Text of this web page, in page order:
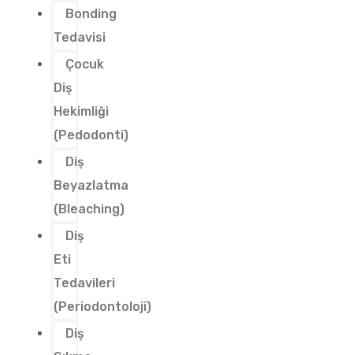
Bonding
Tedavisi
Çocuk
Diş
Hekimliği
(Pedodonti)
Diş
Beyazlatma
(Bleaching)
Diş
Eti
Tedavileri
(Periodontoloji)
Diş